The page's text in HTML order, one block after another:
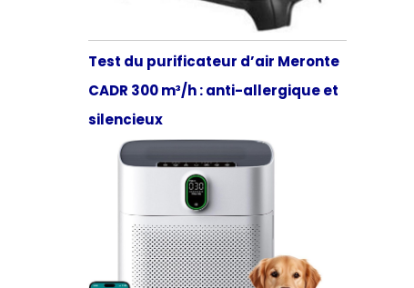
Test du purificateur d’air Meronte
CADR 300 m³/h : anti-allergique et
silencieux